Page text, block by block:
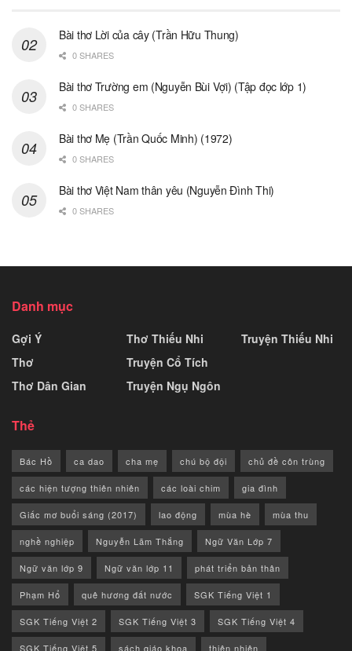
Bài thơ Lời của cây (Trần Hữu Thung)
0 SHARES
Bài thơ Trường em (Nguyễn Bùi Vợi) (Tập đọc lớp 1)
0 SHARES
Bài thơ Mẹ (Trần Quốc Minh) (1972)
0 SHARES
Bài thơ Việt Nam thân yêu (Nguyễn Đình Thi)
0 SHARES
Danh mục
Gợi Ý
Thơ
Thơ Dân Gian
Thơ Thiếu Nhi
Truyện Cổ Tích
Truyện Ngụ Ngôn
Truyện Thiếu Nhi
Thẻ
Bác Hồ ca dao cha mẹ chú bộ đội chủ đề côn trùng
các hiện tượng thiên nhiên các loài chim gia đình
Giấc mơ buổi sáng (2017) lao động mùa hè mùa thu
nghề nghiệp Nguyễn Lãm Thắng Ngữ Văn Lớp 7
Ngữ văn lớp 9 Ngữ văn lớp 11 phát triển bản thân
Phạm Hổ quê hương đất nước SGK Tiếng Việt 1
SGK Tiếng Việt 2 SGK Tiếng Việt 3 SGK Tiếng Việt 4
SGK Tiếng Việt 5 sách giáo khoa thiên nhiên